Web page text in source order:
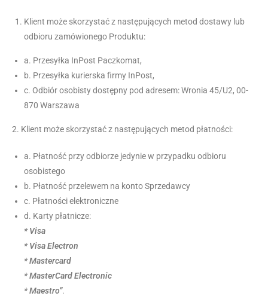
Klient może skorzystać z następujących metod dostawy lub
odbioru zamówionego Produktu:
a. Przesyłka InPost Paczkomat,
b. Przesyłka kurierska firmy InPost,
c. Odbiór osobisty dostępny pod adresem: Wronia 45/U2, 00-
870 Warszawa
2. Klient może skorzystać z następujących metod płatności:
a. Płatność przy odbiorze jedynie w przypadku odbioru
osobistego
b. Płatność przelewem na konto Sprzedawcy
c. Płatności elektroniczne
d. Karty płatnicze:
* Visa
* Visa Electron
* Mastercard
* MasterCard Electronic
* Maestro”.